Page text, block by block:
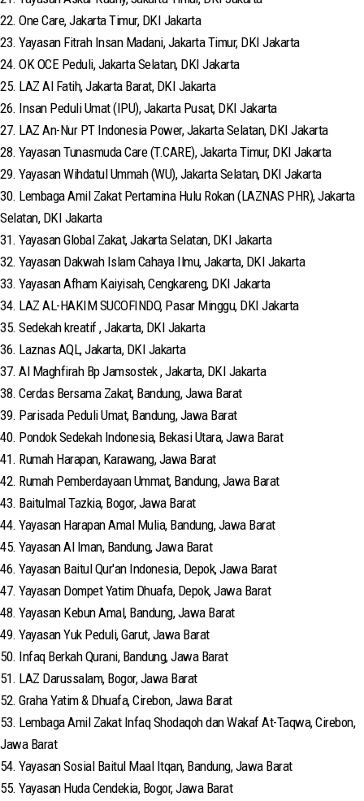
22. One Care, Jakarta Timur, DKI Jakarta
23. Yayasan Fitrah Insan Madani, Jakarta Timur, DKI Jakarta
24. OK OCE Peduli, Jakarta Selatan, DKI Jakarta
25. LAZ Al Fatih, Jakarta Barat, DKI Jakarta
26. Insan Peduli Umat (IPU), Jakarta Pusat, DKI Jakarta
27. LAZ An-Nur PT Indonesia Power, Jakarta Selatan, DKI Jakarta
28. Yayasan Tunasmuda Care (T.CARE), Jakarta Timur, DKI Jakarta
29. Yayasan Wihdatul Ummah (WU), Jakarta Selatan, DKI Jakarta
30. Lembaga Amil Zakat Pertamina Hulu Rokan (LAZNAS PHR), Jakarta
Selatan, DKI Jakarta
31. Yayasan Global Zakat, Jakarta Selatan, DKI Jakarta
32. Yayasan Dakwah Islam Cahaya Ilmu, Jakarta, DKI Jakarta
33. Yayasan Afham Kaiyisah, Cengkareng, DKI Jakarta
34. LAZ AL-HAKIM SUCOFINDO, Pasar Minggu, DKI Jakarta
35. Sedekah kreatif , Jakarta, DKI Jakarta
36. Laznas AQL, Jakarta, DKI Jakarta
37. Al Maghfirah Bp Jamsostek , Jakarta, DKI Jakarta
38. Cerdas Bersama Zakat, Bandung, Jawa Barat
39. Parisada Peduli Umat, Bandung, Jawa Barat
40. Pondok Sedekah Indonesia, Bekasi Utara, Jawa Barat
41. Rumah Harapan, Karawang, Jawa Barat
42. Rumah Pemberdayaan Ummat, Bandung, Jawa Barat
43. Baitulmal Tazkia, Bogor, Jawa Barat
44. Yayasan Harapan Amal Mulia, Bandung, Jawa Barat
45. Yayasan Al Iman, Bandung, Jawa Barat
46. Yayasan Baitul Qur'an Indonesia, Depok, Jawa Barat
47. Yayasan Dompet Yatim Dhuafa, Depok, Jawa Barat
48. Yayasan Kebun Amal, Bandung, Jawa Barat
49. Yayasan Yuk Peduli, Garut, Jawa Barat
50. Infaq Berkah Qurani, Bandung, Jawa Barat
51. LAZ Darussalam, Bogor, Jawa Barat
52. Graha Yatim & Dhuafa, Cirebon, Jawa Barat
53. Lembaga Amil Zakat Infaq Shodaqoh dan Wakaf At-Taqwa, Cirebon,
Jawa Barat
54. Yayasan Sosial Baitul Maal Itqan, Bandung, Jawa Barat
55. Yayasan Huda Cendekia, Bogor, Jawa Barat